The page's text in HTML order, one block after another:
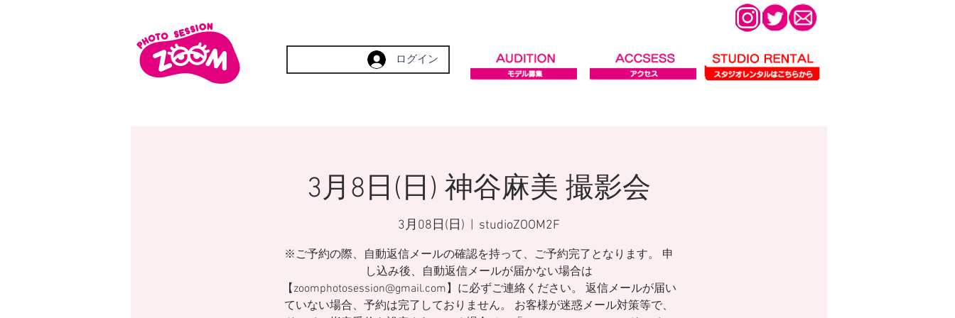
ログイン
3月8日(日) 神谷麻美 撮影会
3月08日(日) studioZOOM2F
※ご予約の際、自動返信メールの確認を持って、ご予約完了となります。 申
し込み後、自動返信メールが届かない場合は
【zoomphotosession@gmail.com】に必ずご連絡ください。 返信メールが届い
ていない場合、予約は完了しておりません。 お客様が迷惑メール対策等で、